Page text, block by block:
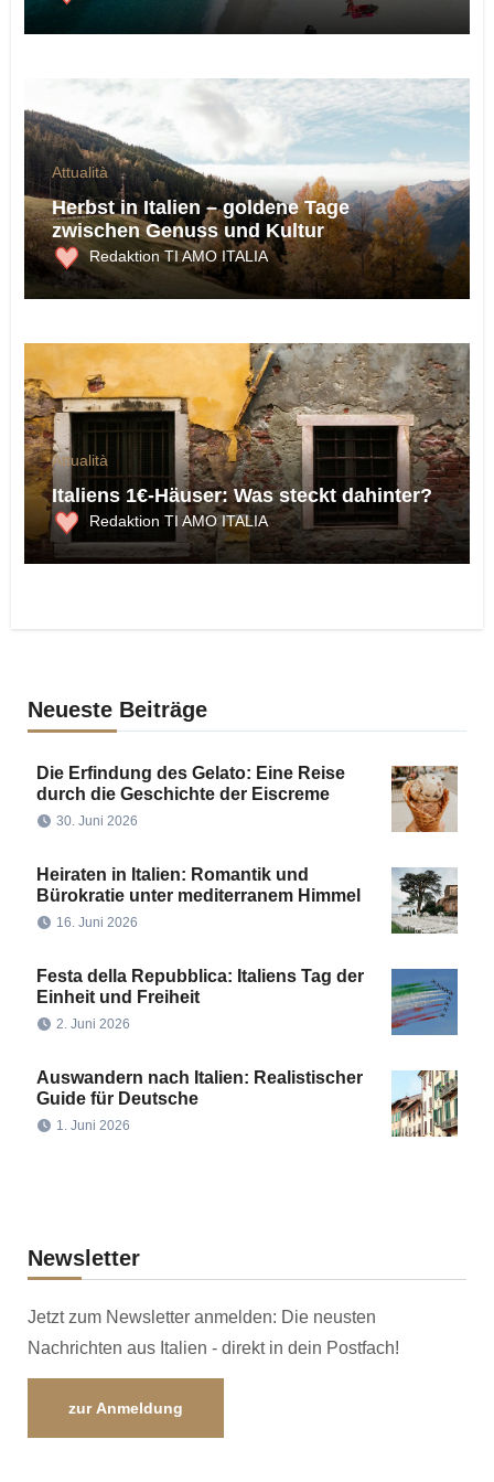
Attualità
Herbst in Italien – goldene Tage
zwischen Genuss und Kultur
Redaktion TI AMO ITALIA
Attualità
Italiens 1€-Häuser: Was steckt dahinter?
Redaktion TI AMO ITALIA
Neueste Beiträge
Die Erfindung des Gelato: Eine Reise
durch die Geschichte der Eiscreme
30. Juni 2026
Heiraten in Italien: Romantik und
Bürokratie unter mediterranem Himmel
16. Juni 2026
Festa della Repubblica: Italiens Tag der
Einheit und Freiheit
2. Juni 2026
Auswandern nach Italien: Realistischer
Guide für Deutsche
1. Juni 2026
Newsletter
Jetzt zum Newsletter anmelden: Die neusten
Nachrichten aus Italien - direkt in dein Postfach!
zur Anmeldung